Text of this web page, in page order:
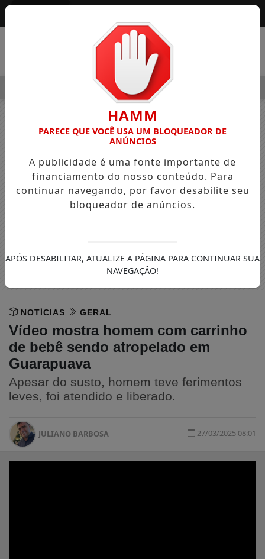
OSVALDO PEDRO DOS SANTOS, O “NEGUINHO DA
NOTÍCIAS GERAL
Vídeo mostra homem com carrinho
de bebê sendo atropelado em
Guarapuava
Apesar do susto, homem teve ferimentos
leves, foi atendido e liberado.
JULIANO BARBOSA 27/03/2025 08:01
HAMM
PARECE QUE VOCÊ USA UM BLOQUEADOR DE
ANÚNCIOS
A publicidade é uma fonte importante de
financiamento do nosso conteúdo. Para
continuar navegando, por favor desabilite seu
bloqueador de anúncios.
APÓS DESABILITAR, ATUALIZE A PÁGINA PARA CONTINUAR SUA
NAVEGAÇÃO!